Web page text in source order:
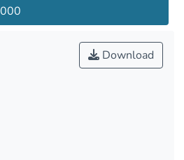
Η δημιουργία εγκαταστάσεων
πετρελαίου για
εφαρμογές οδήγησαν
θαλάσσιων προβλήτων
Download